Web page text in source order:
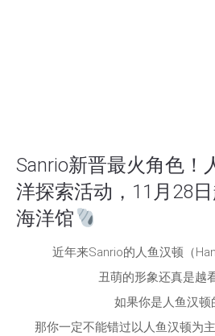
Sanrio新晋最火角色！
洋探索活动，11月28
海洋馆
近年来Sanrio的人鱼汉顿（
丑萌的形象还真是越
如果你是人鱼汉顿
那你一定不能错过以人鱼汉顿为